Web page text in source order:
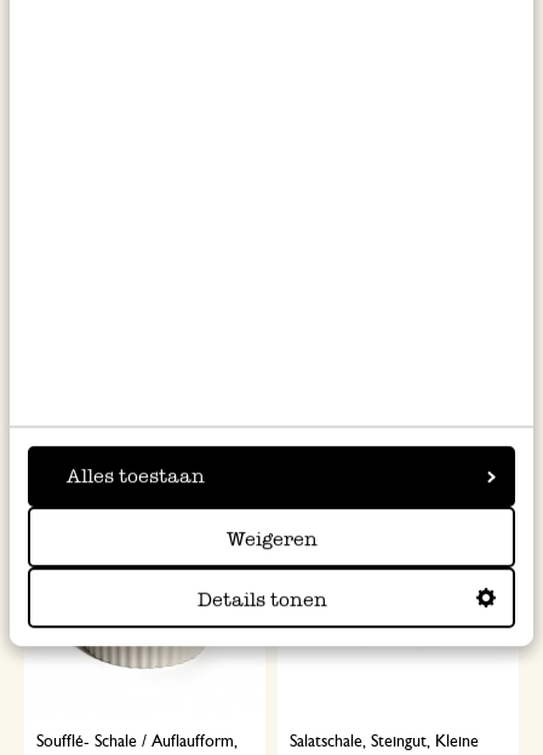
Alles toestaan
Weigeren
Details tonen
Soufflé- Schale / Auflaufform,
Salatschale, Steingut, Kleine